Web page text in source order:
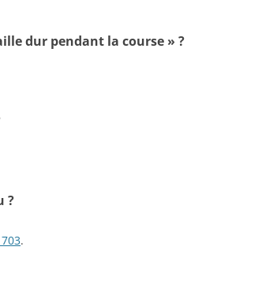
dur pendant la course » ?
?
.